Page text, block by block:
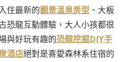
住最新的觀景溫泉房型 、大板
恐龍互動體驗，大人小孩都很
與好玩有趣的恐龍挖掘DIY手
酒店絕對是喜愛森林系住宿的